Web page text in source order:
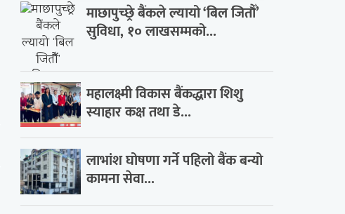
माछापुच्छ्रे बैंकले ल्यायो ‘बिल जितौँ’
सुविधा, १० लाखसम्मको...
महालक्ष्मी विकास बैंकद्धारा शिशु
स्याहार कक्ष तथा डे...
लाभांश घोषणा गर्ने पहिलो बैंक बन्यो
कामना सेवा...